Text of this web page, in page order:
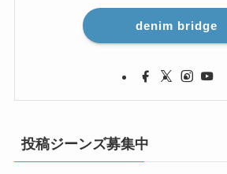
denim bridge
投稿ジーンズ募集中